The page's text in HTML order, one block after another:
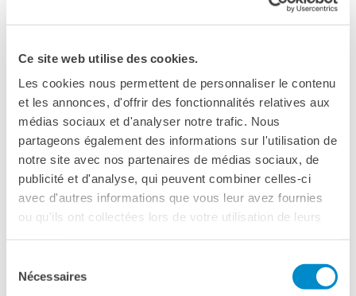
Ce site web utilise des cookies.
Les cookies nous permettent de personnaliser le contenu
et les annonces, d'offrir des fonctionnalités relatives aux
médias sociaux et d'analyser notre trafic. Nous
partageons également des informations sur l'utilisation de
notre site avec nos partenaires de médias sociaux, de
publicité et d'analyse, qui peuvent combiner celles-ci
avec d'autres informations que vous leur avez fournies
ou qu'ils ont collectées lors de votre utilisation de leurs
Nécessaires
raccontano dall’interno Cosa Nostra e la comparsa di Totò
Riina al suo processo spazza via l’immaginario spaventoso e
Voir aussi